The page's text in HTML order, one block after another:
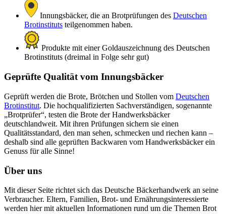
Innungsbäcker, die an Brotprüfungen des Deutschen
Brotinstituts teilgenommen haben.
Produkte mit einer Goldauszeichnung des Deutschen
Brotinstituts (dreimal in Folge sehr gut)
Geprüfte Qualität vom Innungsbäcker
Geprüft werden die Brote, Brötchen und Stollen vom Deutschen
Brotinstitut. Die hochqualifizierten Sachverständigen, sogenannte
„Brotprüfer“, testen die Brote der Handwerksbäcker
deutschlandweit. Mit ihren Prüfungen sichern sie einen
Qualitätsstandard, den man sehen, schmecken und riechen kann –
deshalb sind alle geprüften Backwaren vom Handwerksbäcker ein
Genuss für alle Sinne!
Über uns
Mit dieser Seite richtet sich das Deutsche Bäckerhandwerk an seine
Verbraucher. Eltern, Familien, Brot- und Ernährungsinteressierte
werden hier mit aktuellen Informationen rund um die Themen Brot